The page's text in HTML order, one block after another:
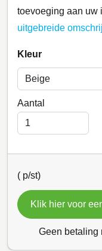
toevoeging aan uw
uitgebreide
Kleur
Aantal
( p/st)
Klik hier voor
Geen betaling